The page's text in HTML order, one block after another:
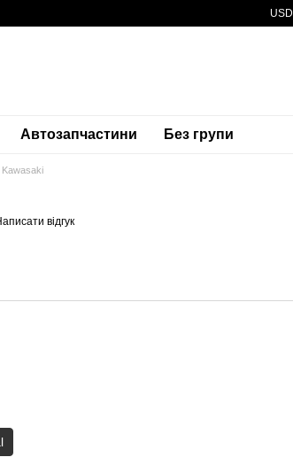
USD
Автозапчастини Без групи
Kawasaki
відгук